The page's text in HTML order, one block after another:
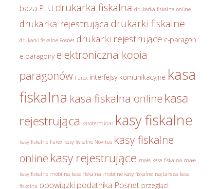
baza PLU drukarka fiskalna drukarka fiskalna online
drukarka rejestrująca drukarki fiskalne
drukarki fiskalne Posnet drukarki rejestrujące e-paragon
e-paragony elektroniczna kopia
paragonów Farex interfejsy komunikacyjne kasa
fiskalna kasa fiskalna online kasa
rejestrująca kasoterminal kasy fiskalne
kasy fiskalne Farex kasy fiskalne Novitus kasy fiskalne
online kasy rejestrujące mała kasa fiskalna małe
kasy fiskalne mobilna kasa fiskalna mobilne kasy fiskalne najtańsza kasa
fiskalna obowiązki podatnika Posnet przegląd